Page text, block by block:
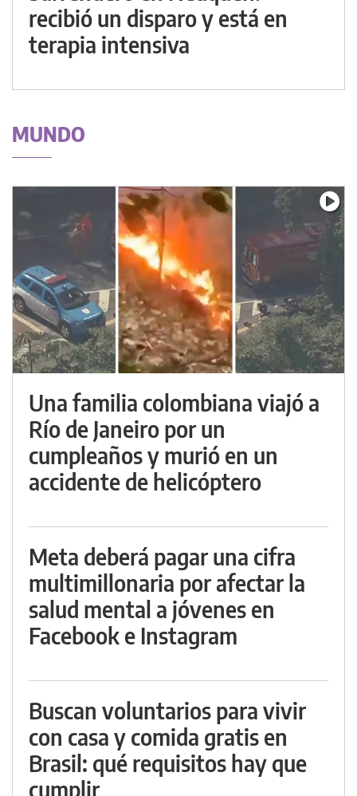
recibió un disparo y está en
terapia intensiva
MUNDO
Una familia colombiana viajó a
Río de Janeiro por un
cumpleaños y murió en un
accidente de helicóptero
Meta deberá pagar una cifra
multimillonaria por afectar la
salud mental a jóvenes en
Facebook e Instagram
Buscan voluntarios para vivir
con casa y comida gratis en
Brasil: qué requisitos hay que
cumplir